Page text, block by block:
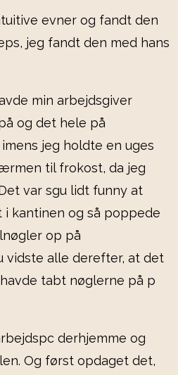
evner og fandt den
jeg fandt den med hans
min arbejdsgiver
og det hele på
jeg holdte en uges
til frokost, da jeg
var sgu lidt funny at
kantinen og så poppede
op på
vidste alle derefter, at det
tabt nøglerne på p
derhjemme og
Og først opdaget det,